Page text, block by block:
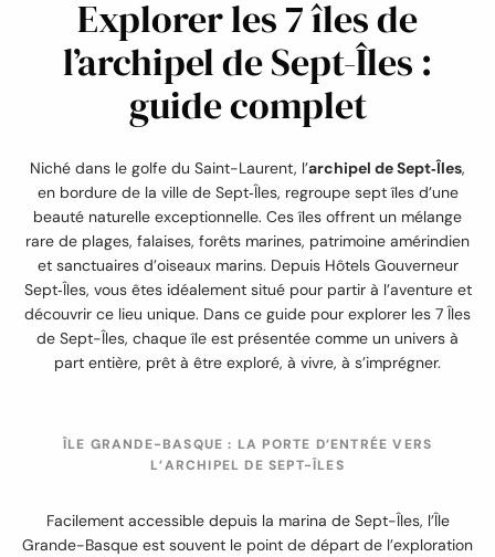
Explorer les 7 îles de
l’archipel de Sept-Îles :
guide complet
Niché dans le golfe du Saint-Laurent, l’archipel de Sept‑Îles,
en bordure de la ville de Sept‑Îles, regroupe sept îles d’une
beauté naturelle exceptionnelle. Ces îles offrent un mélange
rare de plages, falaises, forêts marines, patrimoine amérindien
et sanctuaires d’oiseaux marins. Depuis Hôtels Gouverneur
Sept‑Îles, vous êtes idéalement situé pour partir à l’aventure et
découvrir ce lieu unique. Dans ce guide pour explorer les 7 Îles
de Sept-Îles, chaque île est présentée comme un univers à
part entière, prêt à être exploré, à vivre, à s’imprégner.
ÎLE GRANDE-BASQUE : LA PORTE D’ENTRÉE VERS
L’ARCHIPEL DE SEPT-ÎLES
Facilement accessible depuis la marina de Sept-Îles, l’Île
Grande-Basque est souvent le point de départ de l’exploration